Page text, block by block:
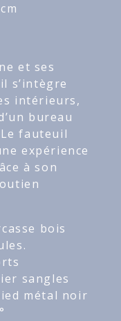
et ses
s’intègre
intérieurs,
bureau
Le fauteuil
expérience
à son
bois
sangles
métal noir